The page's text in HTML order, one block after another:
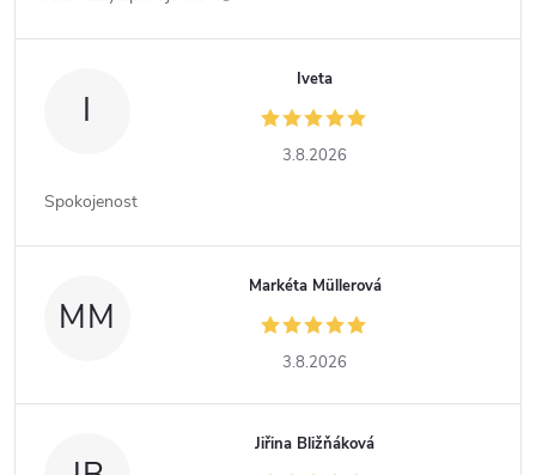
I
Iveta
3.8.2026
Spokojenost
MM
Markéta Müllerová
3.8.2026
Jiřina Bližňáková